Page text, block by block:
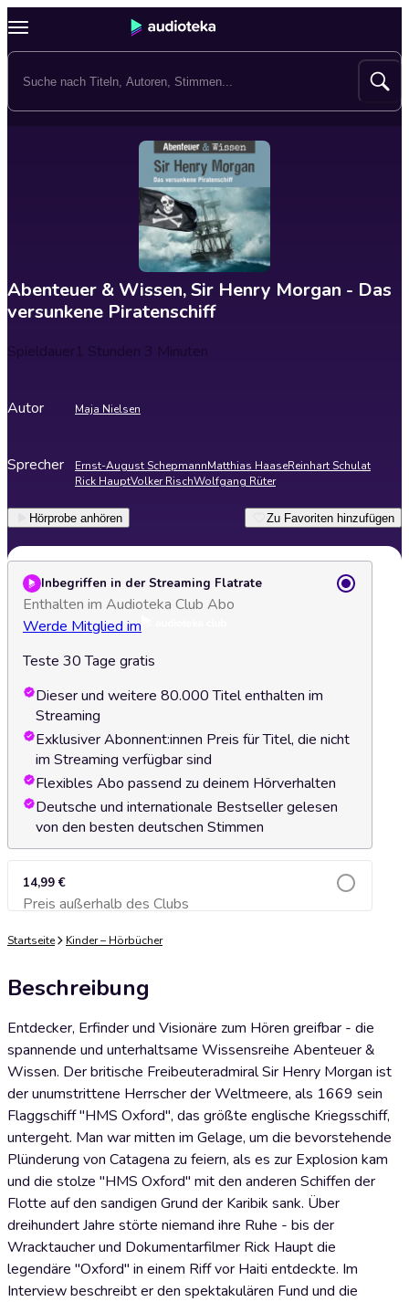
Abenteuer & Wissen, Sir Henry Morgan - Das
versunkene Piratenschiff
Spieldauer1 Stunden 3 Minuten
Autor Maja Nielsen
Sprecher Ernst-August SchepmannMatthias HaaseReinhart Schulat
Rick HauptVolker RischWolfgang Rüter
Hörprobe anhören Zu Favoriten hinzufügen
Inbegriffen in der Streaming Flatrate
Enthalten im Audioteka Club Abo
Werde Mitglied im
Teste 30 Tage gratis
Dieser und weitere 80.000 Titel enthalten im
Streaming
Exklusiver Abonnent:innen Preis für Titel, die nicht
im Streaming verfügbar sind
Flexibles Abo passend zu deinem Hörverhalten
Deutsche und internationale Bestseller gelesen
von den besten deutschen Stimmen
14,99 €
Preis außerhalb des ClubsZum Warenkorb hinzufügen
Startseite Kinder – Hörbücher
Beschreibung
Entdecker, Erfinder und Visionäre zum Hören greifbar - die
spannende und unterhaltsame Wissensreihe Abenteuer &
Wissen. Der britische Freibeuteradmiral Sir Henry Morgan ist
der unumstrittene Herrscher der Weltmeere, als 1669 sein
Flaggschiff "HMS Oxford", das größte englische Kriegsschiff,
untergeht. Man war mitten im Gelage, um die bevorstehende
Plünderung von Catagena zu feiern, als es zur Explosion kam
und die stolze "HMS Oxford" mit den anderen Schiffen der
Flotte auf den sandigen Grund der Karibik sank. Über
dreihundert Jahre störte niemand ihre Ruhe - bis der
Wracktaucher und Dokumentarfilmer Rick Haupt die
legendäre "Oxford" in einem Riff vor Haiti entdeckte. Im
Interview beschreibt er den spektakulären Fund und die